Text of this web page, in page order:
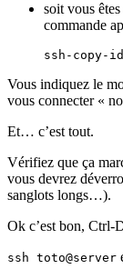
soit vous
commande
Vous indiquez le
vous connecter «
Et… c’est tout.
Vérifiez que ça
vous devrez
sanglots longs…).
Ok c’est bon, Ctrl-
ssh toto@server